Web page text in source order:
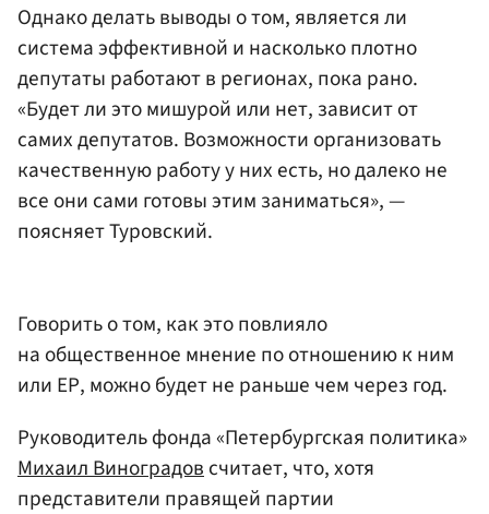
Однако делать выводы о том, является ли
система эффективной и насколько плотно
депутаты работают в регионах, пока рано.
«Будет ли это мишурой или нет, зависит от
самих депутатов. Возможности организовать
качественную работу у них есть, но далеко не
все они сами готовы этим заниматься», —
поясняет Туровский.
Говорить о том, как это повлияло
на общественное мнение по отношению к ним
или ЕР, можно будет не раньше чем через год.
Руководитель фонда «Петербургская политика»
Михаил Виноградовсчитает, что, хотя
представители правящей партии